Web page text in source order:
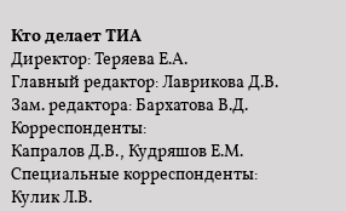
Кто делает ТИА
Директор: Теряева Е.А.
Главный редактор: Лаврикова Д.В.
Зам. редактора: Бархатова В.Д.
Корреспонденты:
Капралов Д.В., Кудряшов Е.М.
Специальные корреспонденты:
Кулик Л.В.